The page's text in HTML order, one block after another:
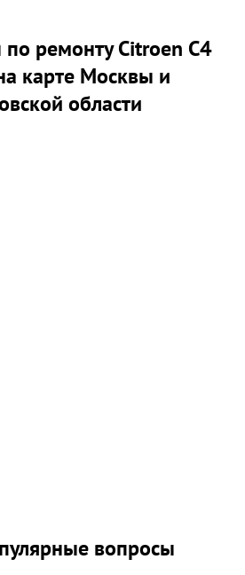
ремонту Citroen C4
карте Москвы и
области
вопросы